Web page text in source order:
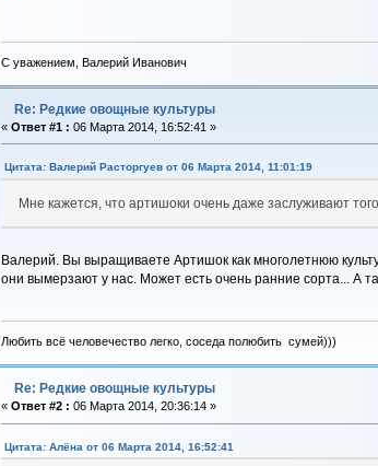
С уважением, Валерий Иванович
Re: Редкие овощные культуры
« Ответ #1 : 06 Марта 2014, 16:52:41 »
Цитата: Валерий Расторгуев от 06 Марта 2014, 11:01:19
Мне кажется, что артишоки очень даже заслуживают
Валерий. Вы выращиваете Артишок как многолетнюю
они вымерзают у нас. Может есть очень ранние сорта...
Любить всё человечество легко, соседа полюбить сумей)))
Re: Редкие овощные культуры
« Ответ #2 : 06 Марта 2014, 20:36:14 »
Цитата: Алёна от 06 Марта 2014, 16:52:41